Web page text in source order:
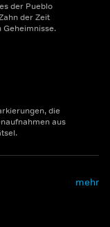
der Pueblo
der Zeit
die
aus
mehr